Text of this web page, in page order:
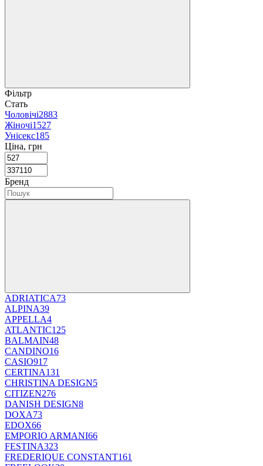
Фільтр
Стать
Чоловічі2883
Жіночі1527
Унісекс185
Ціна, грн
Бренд
ADRIATICA73
ALPINA39
APPELLA4
ATLANTIC125
BALMAIN48
CANDINO16
CASIO917
CERTINA131
CHRISTINA DESIGN5
CITIZEN276
DANISH DESIGN8
DOXA73
EDOX66
EMPORIO ARMANI66
FESTINA323
FREDERIQUE CONSTANT161